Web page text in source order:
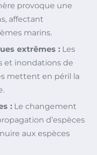
provoque une
affectant
marins.
extrêmes : Les
et inondations de
mettent en péril la
: Le changement
d’espèces
aux espèces